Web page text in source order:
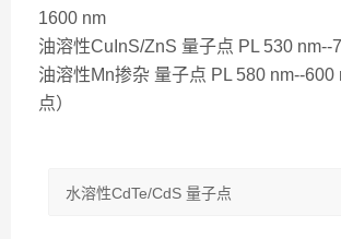
1600 nm
油溶性CuInS/ZnS 量子点 PL 530 nm--
油溶性Mn掺杂 量子点 PL 580 nm--600
点）